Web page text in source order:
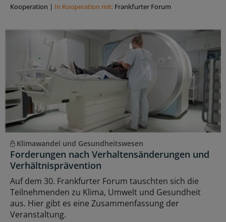
Kooperation | In Kooperation mit: Frankfurter Forum
Klimawandel und Gesundheitswesen
Forderungen nach Verhaltensänderungen und
Verhältnisprävention
Auf dem 30. Frankfurter Forum tauschten sich die
Teilnehmenden zu Klima, Umwelt und Gesundheit
aus. Hier gibt es eine Zusammenfassung der
Veranstaltung.